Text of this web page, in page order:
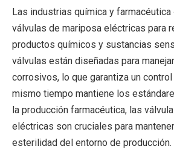
Las industrias química y farmacéutica
válvulas de mariposa eléctricas para
productos químicos y sustancias
válvulas están diseñadas para
corrosivos, lo que garantiza un
mismo tiempo mantiene los
la producción farmacéutica, las
eléctricas son cruciales para
esterilidad del entorno de producción.